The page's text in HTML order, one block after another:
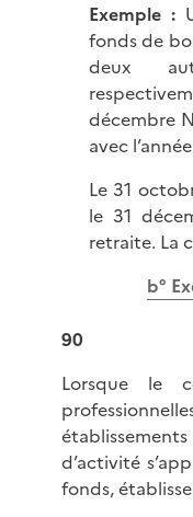
Exemple :
fonds de
deux
décembre
avec
Le 31
le 31
retraite. La
b°
90
Lorsque le
d’activité
fonds,